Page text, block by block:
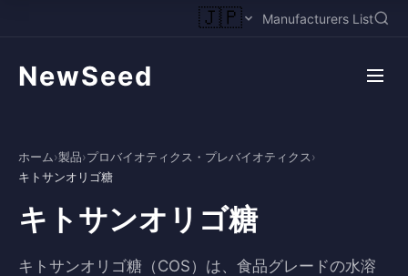
🇯🇵 Manufacturers List
NewSeed
ホーム›製品›プロバイオティクス・プレバイオティクス›
キトサンオリゴ糖
キトサンオリゴ糖
キトサンオリゴ糖（COS）は、食品グレードの水溶